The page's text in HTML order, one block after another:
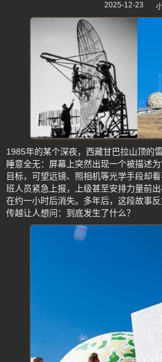
2025-12-23
1985年的某个深夜，西藏甘巴拉山顶的
睡意全无：屏幕上突然出现一个被描述
目标，可望远镜、照相机等光学手段却
班人员紧急上报，上级甚至安排力量前
在约一小时后消失。多年后，这段故事
传越让人想问：到底发生了什么？